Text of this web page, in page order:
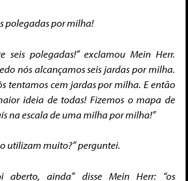
polegadas por milha!
seis polegadas!” exclamou Mein Herr.
nós alcançamos seis jardas por milha.
tentamos cem jardas por milha. E então
ideia de todas! Fizemos o mapa de
na escala de uma milha por milha!”
o utilizam muito?” perguntei.
aberto, ainda” disse Mein Herr: “os